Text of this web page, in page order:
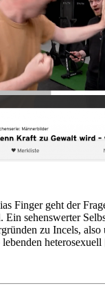
Finger geht der
sehenswerter
zu Incels,